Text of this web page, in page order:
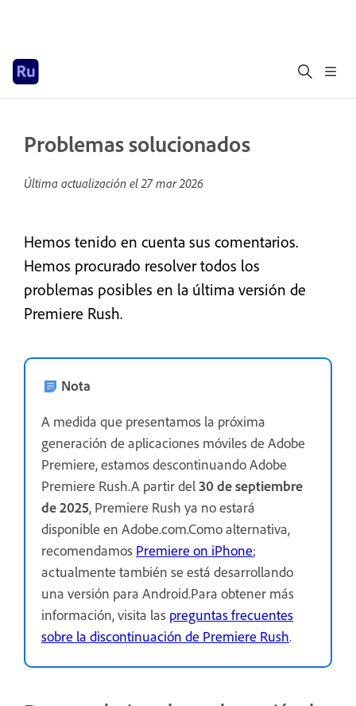
Problemas solucionados
Última actualización el27 mar 2026
Hemos tenido en cuenta sus comentarios.
Hemos procurado resolver todos los
problemas posibles en la última versión de
Premiere Rush.
Nota
A medida que presentamos la próxima
generación de aplicaciones móviles de Adobe
Premiere, estamos descontinuando Adobe
Premiere Rush.A partir del30 de septiembre
de 2025, Premiere Rush ya no estará
disponible en Adobe.com.Como alternativa,
recomendamos Premiere on iPhone;
actualmente también se está desarrollando
una versión para Android.Para obtener más
información, visita las preguntas frecuentes
sobre la discontinuación de Premiere Rush.